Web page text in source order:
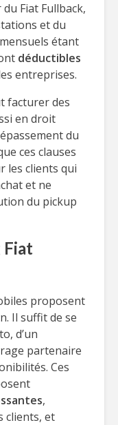
Fiat Fullback,
et du
étant
déductibles
entreprises.
facturer des
en droit
du
ces clauses
les clients qui
et ne
du pickup
Fiat
proposent
Il suffit de se
d’un
partenaire
Ces
,
clients, et